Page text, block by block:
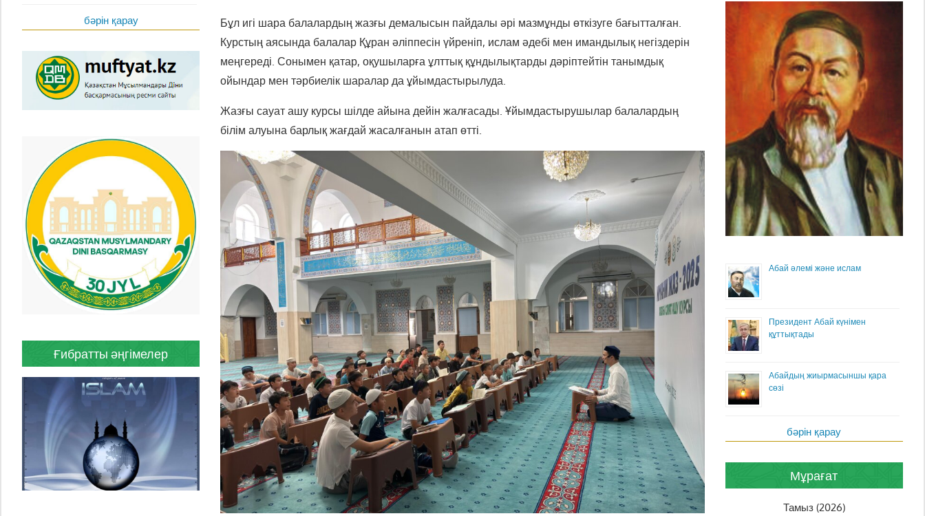
Бұл игі шара балалардың жазғы демалысын пайдалы әрі мазмұнды өткізуге бағытталған.
Курстың аясында балалар Құран әліппесін үйреніп, ислам әдебі мен имандылық негіздерін
меңгереді. Сонымен қатар, оқушыларға ұлттық құндылықтарды дәріптейтін танымдық
ойындар мен тәрбиелік шаралар да ұйымдастырылуда.
Жазғы сауат ашу курсы шілде айына дейін жалғасады. Ұйымдастырушылар балалардың
білім алуына барлық жағдай жасалғанын атап өтті.
бәрін қарау
Ғибратты әңгімелер
Абай әлемі және ислам
Президент Абай күнімен
құттықтады
Абайдың жиырмасыншы қара
сөзі
бәрін қарау
Мұрағат
Тамыз (2026)